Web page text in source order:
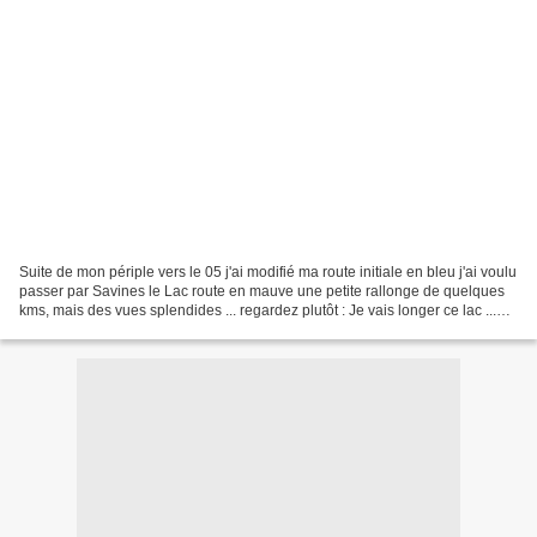
Suite de mon périple vers le 05 j'ai modifié ma route initiale en bleu j'ai voulu
passer par Savines le Lac route en mauve une petite rallonge de quelques
kms, mais des vues splendides ... regardez plutôt : Je vais longer ce lac ...